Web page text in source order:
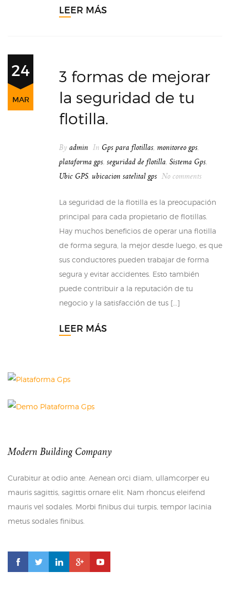
LEER MÁS
24
MAR
3 formas de mejorar
la seguridad de tu
flotilla.
By admin In Gps para flotillas, monitoreo gps,
plataforma gps, seguridad de flotilla, Sistema Gps,
Ubic GPS, ubicacion satelital gps No comments
La seguridad de la flotilla es la preocupación
principal para cada propietario de flotillas.
Hay muchos beneficios de operar una flotilla
de forma segura, la mejor desde luego, es que
sus conductores pueden trabajar de forma
segura y evitar accidentes. Esto también
puede contribuir a la reputación de tu
negocio y la satisfacción de tus […]
LEER MÁS
Modern Building Company
Curabitur at odio ante. Aenean orci diam, ullamcorper eu
mauris sagittis, sagittis ornare elit. Nam rhoncus eleifend
mauris vel sodales. Morbi finibus dui turpis, tempor lacinia
metus sodales finibus.